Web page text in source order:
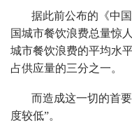
据此前公布的《中
国城市餐饮浪费总量惊
城市餐饮浪费的平均水
占供应量的三分之一。
而造成这一切的首
度较低”。